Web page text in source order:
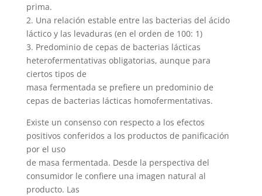
prima.
2. Una relación estable entre las bacterias del ácido
láctico y las levaduras (en el orden de 100: 1)
3. Predominio de cepas de bacterias lácticas
heterofermentativas obligatorias, aunque para
ciertos tipos de
masa fermentada se prefiere un predominio de
cepas de bacterias lácticas homofermentativas.
Existe un consenso con respecto a los efectos
positivos conferidos a los productos de panificación
por el uso
de masa fermentada. Desde la perspectiva del
consumidor le confiere una imagen natural al
producto. Las